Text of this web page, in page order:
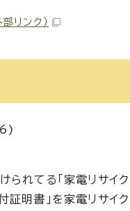
部リンク）
れてる「家電リサイ
明書」を家電リサイ